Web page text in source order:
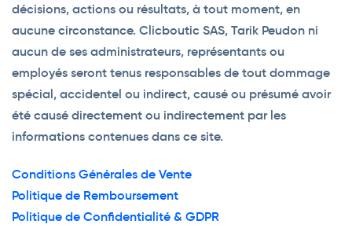
décisions, actions ou résultats, à tout moment, en
aucune circonstance. Clicboutic SAS, Tarik Peudon ni
aucun de ses administrateurs, représentants ou
employés seront tenus responsables de tout dommage
spécial, accidentel ou indirect, causé ou présumé avoir
été causé directement ou indirectement par les
informations contenues dans ce site.
Conditions Générales de Vente
Politique de Remboursement
Politique de Confidentialité & GDPR